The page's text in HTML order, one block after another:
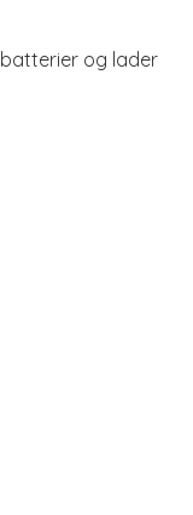
batterier og lader